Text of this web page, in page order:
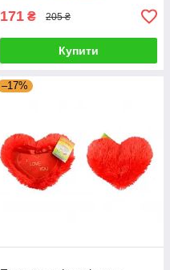
171 ₴ 205 ₴
Купити
–17%